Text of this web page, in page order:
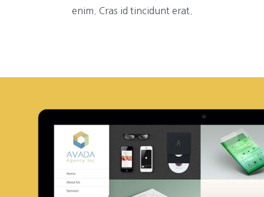
enim. Cras id tincidunt erat.